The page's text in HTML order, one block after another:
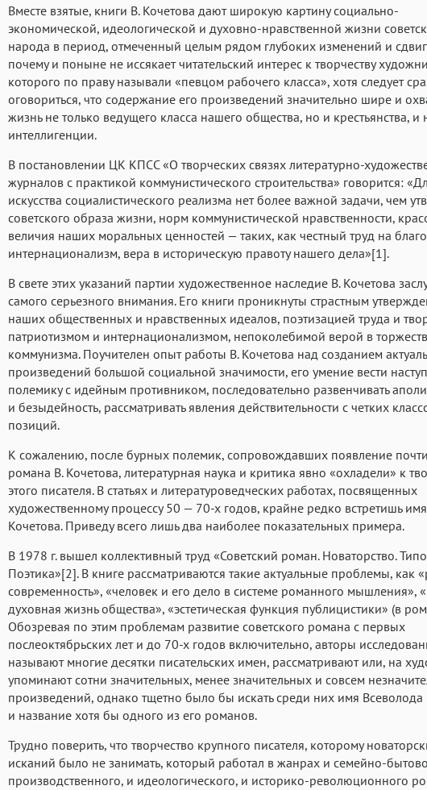
Вместе взятые, книги В. Кочетова дают широкую картину социально-
экономической, идеологической и духовно-нравственной жизни
народа в период, отмеченный целым рядом глубоких изменений и
почему и поныне не иссякает читательский интерес к творчеству
которого по праву называли «певцом рабочего класса», хотя следует
оговориться, что содержание его произведений значительно шире и
жизнь не только ведущего класса нашего общества, но и крестьянства,
интеллигенции.
В постановлении ЦК КПСС «О творческих связях литературно-
журналов с практикой коммунистического строительства» говорится:
искусства социалистического реализма нет более важной задачи, чем
советского образа жизни, норм коммунистической нравственности,
величия наших моральных ценностей — таких, как честный труд на
интернационализм, вера в историческую правоту нашего дела»[1].
В свете этих указаний партии художественное наследие В. Кочетова
самого серьезного внимания. Его книги проникнуты страстным
наших общественных и нравственных идеалов, поэтизацией труда и
патриотизмом и интернационализмом, непоколебимой верой в
коммунизма. Поучителен опыт работы В. Кочетова над созданием
произведений большой социальной значимости, его умение вести
полемику с идейным противником, последовательно развенчивать
и безыдейность, рассматривать явления действительности с четких
позиций.
К сожалению, после бурных полемик, сопровождавших появление
романа В. Кочетова, литературная наука и критика явно «охладели» к
этого писателя. В статьях и литературоведческих работах, посвященных
художественному процессу 50 — 70-х годов, крайне редко встретишь
Кочетова. Приведу всего лишь два наиболее показательных примера.
В 1978 г. вышел коллективный труд «Советский роман. Новаторство.
Поэтика»[2]. В книге рассматриваются такие актуальные проблемы, как
современность», «человек и его дело в системе романного мышления»,
духовная жизнь общества», «эстетическая функция публицистики» (в
Обозревая по этим проблемам развитие советского романа с первых
послеоктябрьских лет и до 70-х годов включительно, авторы
называют многие десятки писательских имен, рассматривают или, на
упоминают сотни значительных, менее значительных и совсем
произведений, однако тщетно было бы искать среди них имя Всеволода
и название хотя бы одного из его романов.
Трудно поверить, что творчество крупного писателя, которому
исканий было не занимать, который работал в жанрах и семейно-
производственного, и идеологического, и историко-революционного